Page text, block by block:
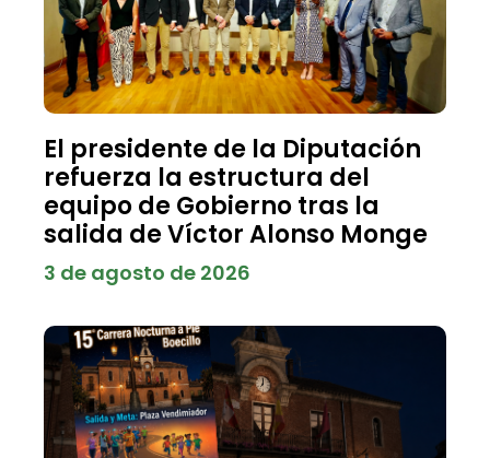
El presidente de la Diputación
refuerza la estructura del
equipo de Gobierno tras la
salida de Víctor Alonso Monge
3 de agosto de 2026